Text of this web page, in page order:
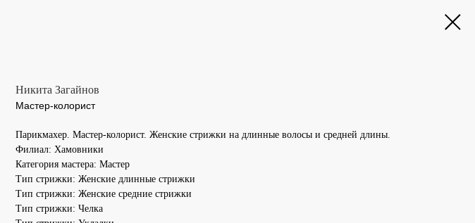
Никита Загайнов
Мастер-колорист
Парикмахер. Мастер-колорист. Женские стрижки на длинные волосы и средней длины.
Филиал: Хамовники
Категория мастера: Мастер
Тип стрижки: Женские длинные стрижки
Тип стрижки: Женские средние стрижки
Тип стрижки: Челка